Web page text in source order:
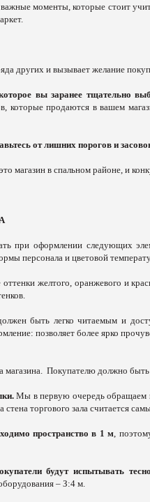
моменты, которые стоит
других и вызывает желание
вы заранее тщательно
которые продаются в вашем
от лишних порогов и
это магазин в спальном районе, и
при оформлении следующих
персонала и цветовой
желтого, оранжевого и
быть легко читаемым и
позволяет более ярко
магазина. Покупателю должно
Мы в первую очередь обращаем
стена торгового зала считается
пространство в 1 м ,
будут испытывать
– З:4 м.